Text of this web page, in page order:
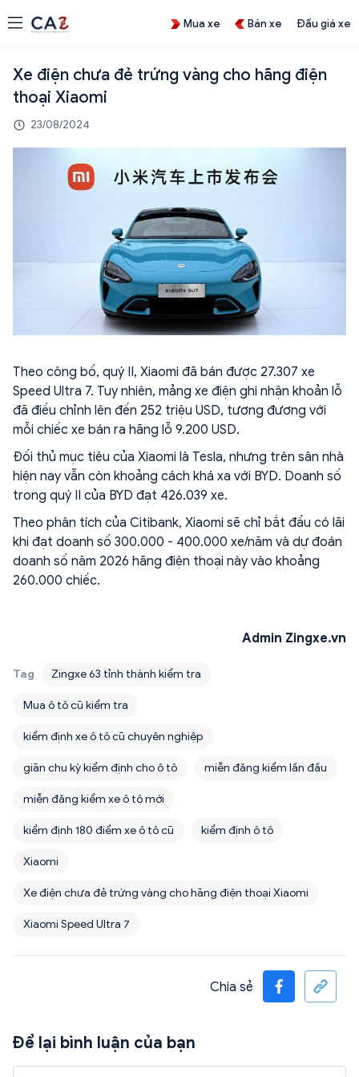
Mua xe Bán xe Đấu giá xe
Xe điện chưa đẻ trứng vàng cho hãng điện
thoại Xiaomi
23/08/2024
Theo công bố, quý II, Xiaomi đã bán được 27.307 xe
Speed Ultra 7. Tuy nhiên, mảng xe điện ghi nhận khoản lỗ
đã điều chỉnh lên đến 252 triệu USD, tương đương với
mỗi chiếc xe bán ra hãng lỗ 9.200 USD.
Đối thủ mục tiêu của Xiaomi là Tesla, nhưng trên sân nhà
hiện nay vẫn còn khoảng cách khá xa với BYD. Doanh số
trong quý II của BYD đạt 426.039 xe.
Theo phân tích của Citibank, Xiaomi sẽ chỉ bắt đầu có lãi
khi đạt doanh số 300.000 - 400.000 xe/năm và dự đoán
doanh số năm 2026 hãng điện thoại này vào khoảng
260.000 chiếc.
Admin Zingxe.vn
Tag Zingxe 63 tỉnh thành kiểm tra
Mua ô tô cũ kiểm tra
kiểm định xe ô tô cũ chuyên nghiệp
giãn chu kỳ kiểm định cho ô tô miễn đăng kiểm lần đầu
miễn đăng kiểm xe ô tô mới
kiểm định 180 điểm xe ô tô cũ kiểm định ô tô
Xiaomi
Xe điện chưa đẻ trứng vàng cho hãng điện thoại Xiaomi
Xiaomi Speed Ultra 7
Chia sẻ
Để lại bình luận của bạn